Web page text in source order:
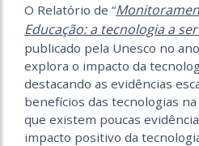
O Relatório de “
Educação: a tecnologia a
publicado pela Unesco no
explora o impacto da
destacando as evidências
benefícios das tecnologias
que existem poucas
impacto positivo da